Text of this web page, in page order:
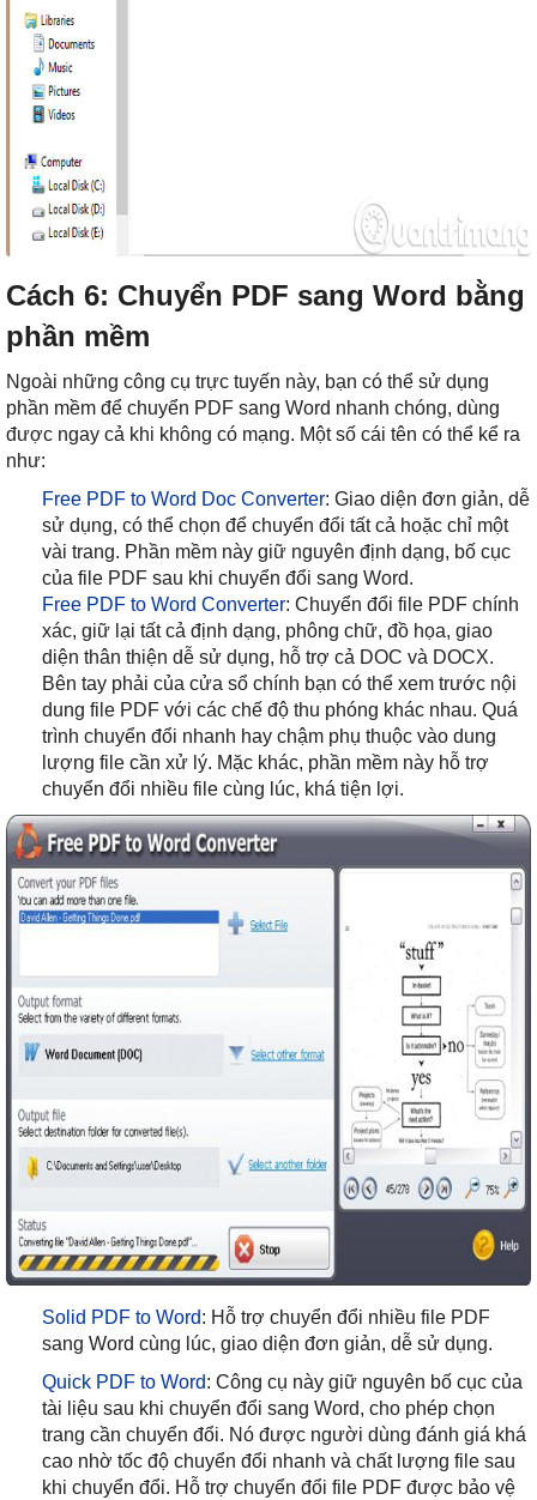
Cách 6: Chuyển PDF sang Word bằng
phần mềm
Ngoài những công cụ trực tuyến này, bạn có thể sử dụng
phần mềm để chuyển PDF sang Word nhanh chóng, dùng
được ngay cả khi không có mạng. Một số cái tên có thể kể ra
như:
Free PDF to Word Doc Converter: Giao diện đơn giản, dễ
sử dụng, có thể chọn để chuyển đổi tất cả hoặc chỉ một
vài trang. Phần mềm này giữ nguyên định dạng, bố cục
của file PDF sau khi chuyển đổi sang Word.
Free PDF to Word Converter: Chuyển đổi file PDF chính
xác, giữ lại tất cả định dạng, phông chữ, đồ họa, giao
diện thân thiện dễ sử dụng, hỗ trợ cả DOC và DOCX.
Bên tay phải của cửa sổ chính bạn có thể xem trước nội
dung file PDF với các chế độ thu phóng khác nhau. Quá
trình chuyển đổi nhanh hay chậm phụ thuộc vào dung
lượng file cần xử lý. Mặc khác, phần mềm này hỗ trợ
chuyển đổi nhiều file cùng lúc, khá tiện lợi.
Solid PDF to Word: Hỗ trợ chuyển đổi nhiều file PDF
sang Word cùng lúc, giao diện đơn giản, dễ sử dụng.
Quick PDF to Word: Công cụ này giữ nguyên bố cục của
tài liệu sau khi chuyển đổi sang Word, cho phép chọn
trang cần chuyển đổi. Nó được người dùng đánh giá khá
cao nhờ tốc độ chuyển đổi nhanh và chất lượng file sau
khi chuyển đổi. Hỗ trợ chuyển đổi file PDF được bảo vệ